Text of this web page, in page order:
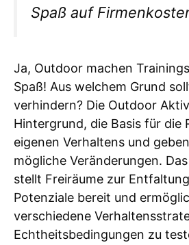
Spaß auf
Ja, Outdoor machen
Spaß! Aus welchem Grund
verhindern? Die Outdoor
Hintergrund, die Basis für die
eigenen Verhaltens und
mögliche Veränderungen.
stellt Freiräume zur
Potenziale bereit und
verschiedene
Echtheitsbedingungen zu